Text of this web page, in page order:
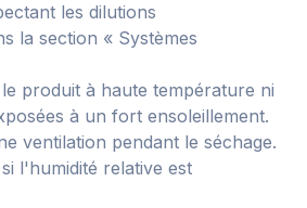
les dilutions
la section « Systèmes
produit à haute température ni
à un fort ensoleillement.
ventilation pendant le séchage.
l'humidité relative est